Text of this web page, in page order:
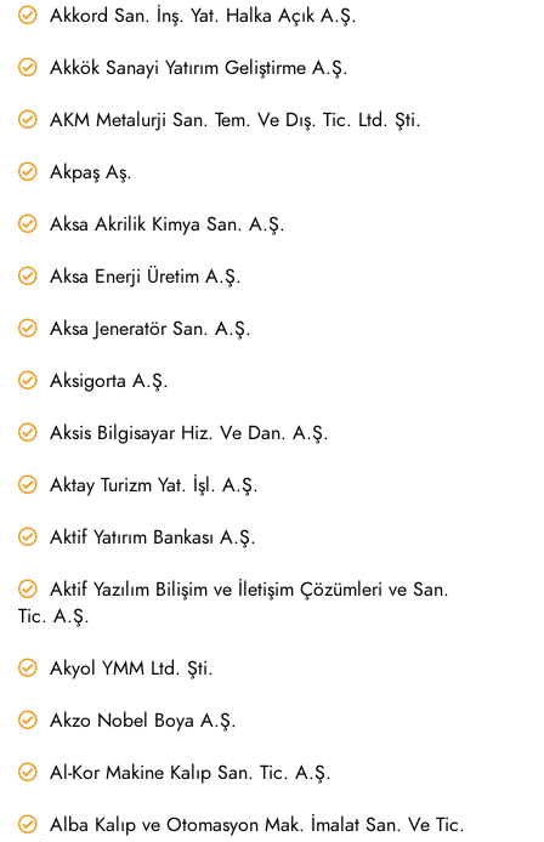
Akkord San. İnş. Yat. Halka Açık A.Ş.
Akkök Sanayi Yatırım Geliştirme A.Ş.
AKM Metalurji San. Tem. Ve Dış. Tic. Ltd. Şti.
Akpaş Aş.
Aksa Akrilik Kimya San. A.Ş.
Aksa Enerji Üretim A.Ş.
Aksa Jeneratör San. A.Ş.
Aksigorta A.Ş.
Aksis Bilgisayar Hiz. Ve Dan. A.Ş.
Aktay Turizm Yat. İşl. A.Ş.
Aktif Yatırım Bankası A.Ş.
Aktif Yazılım Bilişim ve İletişim Çözümleri ve San.
Tic. A.Ş.
Akyol YMM Ltd. Şti.
Akzo Nobel Boya A.Ş.
Al-Kor Makine Kalıp San. Tic. A.Ş.
Alba Kalıp ve Otomasyon Mak. İmalat San. Ve Tic.